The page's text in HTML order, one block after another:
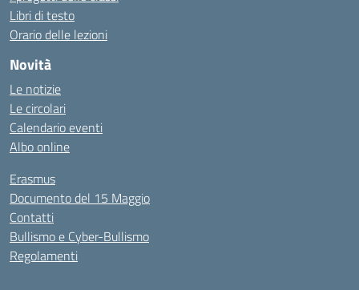
Libri di testo
Orario delle lezioni
Novità
Le notizie
Le circolari
Calendario eventi
Albo online
Erasmus
Documento del 15 Maggio
Contatti
Bullismo e Cyber-Bullismo
Regolamenti